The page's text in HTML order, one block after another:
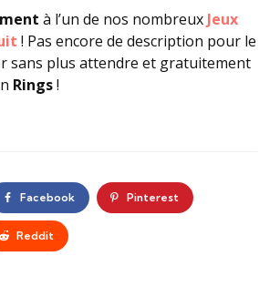
à l’un de nos nombreux Jeux
! Pas encore de description pour le
sans plus attendre et gratuitement
Rings!
Facebook Pinterest
Reddit